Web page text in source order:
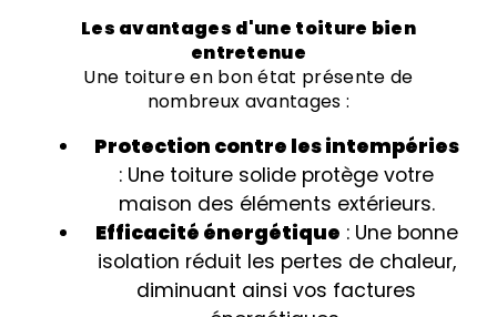
Les avantages d'une toiture bien
entretenue
Une toiture en bon état présente de
nombreux avantages :
Protection contre les intempéries
: Une toiture solide protège votre
maison des éléments extérieurs.
Efficacité énergétique : Une bonne
isolation réduit les pertes de chaleur,
diminuant ainsi vos factures